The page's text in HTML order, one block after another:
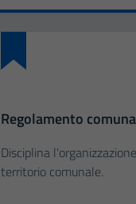
Regolamento
Disciplina
territorio comunale.